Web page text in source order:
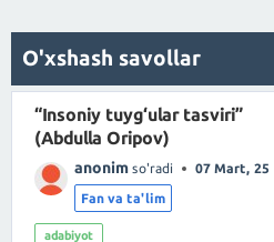
O'xshash savollar
“Insoniy tuyg‘ular tasviri”
(Abdulla Oripov)
anonim so'radi 07 Mart, 25
Fan va ta'lim
adabiyot